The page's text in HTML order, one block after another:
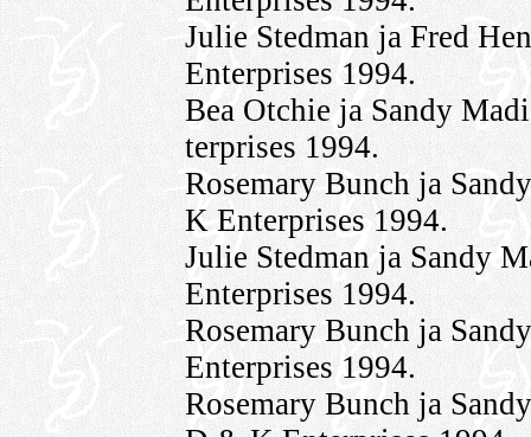
Julie Stedman ja Fred
Enterprises 1994.
Bea Otchie ja Sandy
terprises 1994.
Rosemary Bunch ja
K Enterprises 1994.
Julie Stedman ja Sandy
Enterprises 1994.
Rosemary Bunch ja
Enterprises 1994.
Rosemary Bunch ja